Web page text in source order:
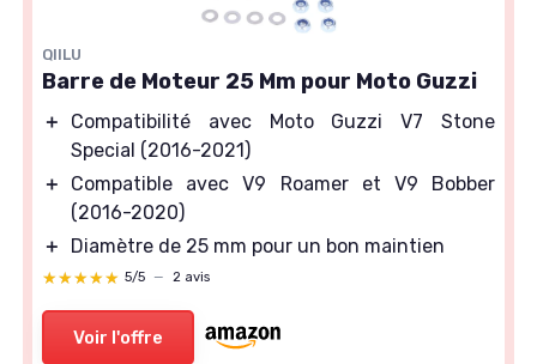
QIILU
Barre de Moteur 25 Mm pour Moto Guzzi
＋
Compatibilité avec Moto Guzzi V7 Stone
Special (2016-2021)
＋
Compatible avec V9 Roamer et V9 Bobber
(2016-2020)
＋
Diamètre de 25 mm pour un bon maintien
★★★★★
★★★★★ 5/5 — 2 avis
Voir l'offre